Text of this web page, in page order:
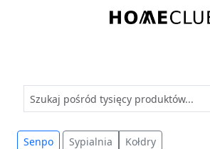
Homeclub
Senpo Sypialnia Kołdry